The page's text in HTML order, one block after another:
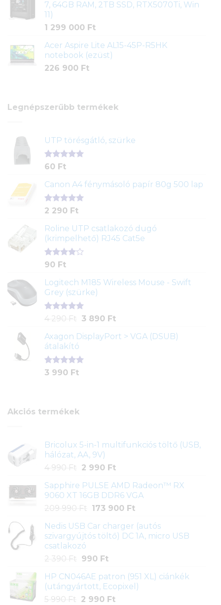
7, 64GB RAM, 2TB SSD, RTX5070Ti, Win
11)
1 299 000 Ft
Acer Aspire Lite AL15-45P-R5HK
notebook (ezüst)
226 900 Ft
Legnépszerűbb termékek
UTP törésgátló, szürke
Értékelés
ből,
1
értékelés
alapján
60 Ft
Canon A4 fénymásoló papír 80g 500 lap
Értékelés
ből,
2
értékelés
alapján
2 290 Ft
Roline UTP csatlakozó dugó
(krimpelhető) RJ45 Cat5e
Értékelés
5-ből,
2
értékelés
alapján
90 Ft
Logitech M185 Wireless Mouse - Swift
Grey (szürke)
Értékelés
ből,
1
értékelés
alapján
4 290 Ft
Original
was:
290 Ft.
3 890 FtCurrent
is:
Axagon DisplayPort > VGA (DSUB)
átalakító
Értékelés
1
3 990 Ft
Akciós termékek
Bricolux 5-in-1 multifunkciós töltő (USB,
hálózat, AA, 9V)
4 990 Ft
Original
was:
4
990 Ft.
2 990 FtCurrent
is:
2
990 Ft.
Sapphire PULSE AMD Radeon™ RX
9060 XT 16GB DDR6 VGA
209 990 Ft
Original
was:
209
173 900 FtCurrent
is:
173
Nedis USB Car charger (autós
szivargyújtós töltő) DC 1A, micro USB
csatlakozó
2 390 Ft
Original
was:
2
390 Ft.
990 FtCurrent
is:
990 Ft.
HP CN046AE patron (951 XL) ciánkék
(utángyártott, Ecopixel)
5 990 Ft
Original
2 990 FtCurrent